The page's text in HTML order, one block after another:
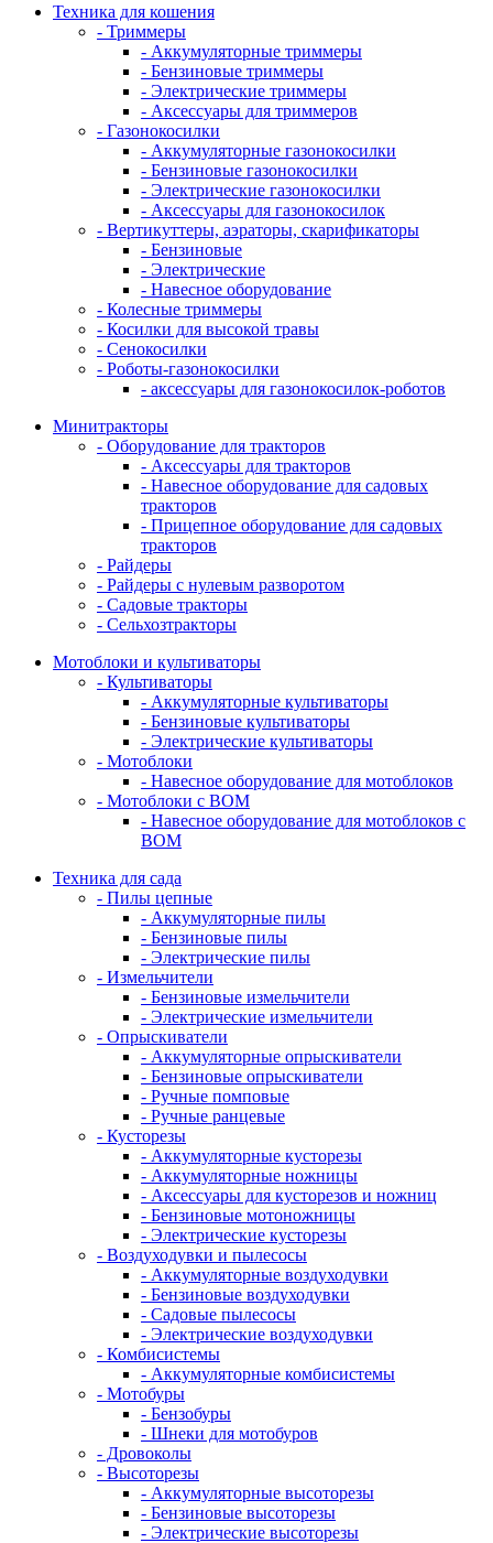
Техника для кошения
- Триммеры
- Аккумуляторные триммеры
- Бензиновые триммеры
- Электрические триммеры
- Аксессуары для триммеров
- Газонокосилки
- Аккумуляторные газонокосилки
- Бензиновые газонокосилки
- Электрические газонокосилки
- Аксессуары для газонокосилок
- Вертикуттеры, аэраторы, скарификаторы
- Бензиновые
- Электрические
- Навесное оборудование
- Колесные триммеры
- Косилки для высокой травы
- Сенокосилки
- Роботы-газонокосилки
- аксессуары для газонокосилок-роботов
Минитракторы
- Оборудование для тракторов
- Аксессуары для тракторов
- Навесное оборудование для садовых
тракторов
- Прицепное оборудование для садовых
тракторов
- Райдеры
- Райдеры с нулевым разворотом
- Садовые тракторы
- Сельхозтракторы
Мотоблоки и культиваторы
- Культиваторы
- Аккумуляторные культиваторы
- Бензиновые культиваторы
- Электрические культиваторы
- Мотоблоки
- Навесное оборудование для мотоблоков
- Мотоблоки с ВОМ
- Навесное оборудование для мотоблоков с
ВОМ
Техника для сада
- Пилы цепные
- Аккумуляторные пилы
- Бензиновые пилы
- Электрические пилы
- Измельчители
- Бензиновые измельчители
- Электрические измельчители
- Опрыскиватели
- Аккумуляторные опрыскиватели
- Бензиновые опрыскиватели
- Ручные помповые
- Ручные ранцевые
- Кусторезы
- Аккумуляторные кусторезы
- Аккумуляторные ножницы
- Аксессуары для кусторезов и ножниц
- Бензиновые мотоножницы
- Электрические кусторезы
- Воздуходувки и пылесосы
- Аккумуляторные воздуходувки
- Бензиновые воздуходувки
- Садовые пылесосы
- Электрические воздуходувки
- Комбисистемы
- Аккумуляторные комбисистемы
- Мотобуры
- Бензобуры
- Шнеки для мотобуров
- Дровоколы
- Высоторезы
- Аккумуляторные высоторезы
- Бензиновые высоторезы
- Электрические высоторезы